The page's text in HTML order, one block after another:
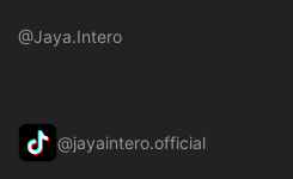
@Jaya.Intero
@jayaintero.official